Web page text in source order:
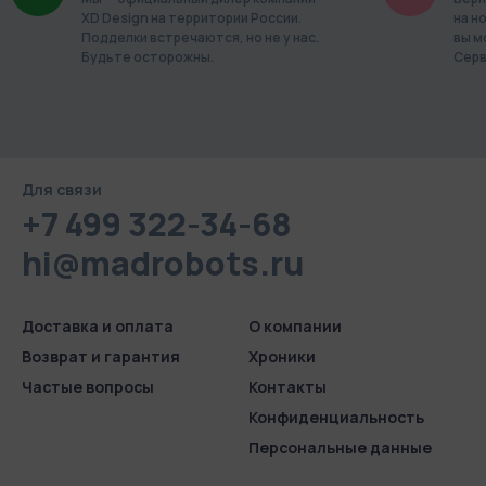
XD Design на территории России.
Подделки встречаются, но не у нас.
Будьте осторожны.
на
вы
Для связи
+7 499 322-34-68
hi@madrobots.ru
Доставка и оплата
Возврат и гарантия
Частые вопросы
О компании
Хроники
Контакты
Конфиденциаль­ность
Персональные данные